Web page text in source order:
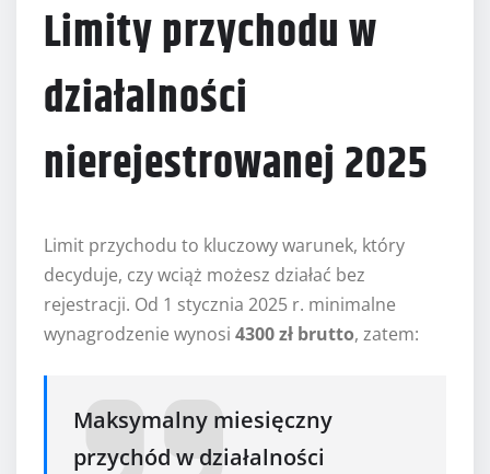
Limity przychodu w
działalności
nierejestrowanej 2025
Limit przychodu to kluczowy warunek, który
decyduje, czy wciąż możesz działać bez
rejestracji. Od 1 stycznia 2025 r. minimalne
wynagrodzenie wynosi 4300 zł brutto, zatem:
Maksymalny miesięczny
przychód w działalności